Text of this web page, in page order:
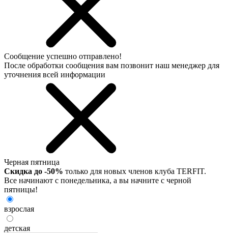
Сообщение успешно отправлено!
После обработки сообщения вам позвонит наш менеджер для
уточнения всей информации
Черная пятница
Скидка до -50% только для новых членов клуба TERFIT.
Все начинают с понедельника, а вы начните с черной
пятницы!
взрослая
детская